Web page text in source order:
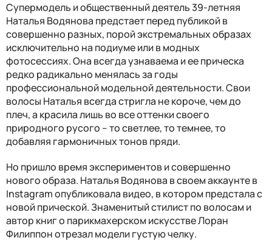
Супермодель и общественный деятель 39-летняя
Наталья Водянова предстает перед публикой в
совершенно разных, порой экстремальных образах
исключительно на подиуме или в модных
фотосессиях. Она всегда узнаваема и ее прическа
редко радикально менялась за годы
профессиональной модельной деятельности. Свои
волосы Наталья всегда стригла не короче, чем до
плеч, а красила лишь во все оттенки своего
природного русого – то светлее, то темнее, то
добавляя гармоничных тонов пряди.
Но пришло время экспериментов и совершенно
нового образа. Наталья Водянова в своем аккаунте в
Instagram опубликовала видео, в котором предстала с
новой прической. Знаменитый стилист по волосам и
автор книг о парикмахерском искусстве Лоран
Филиппон отрезал модели густую челку.